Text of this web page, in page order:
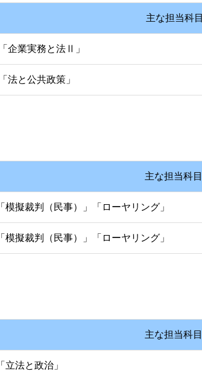
主な担当科目
「企業実務と法Ⅱ」
「法と公共政策」
主な担当科目
「模擬裁判（民事）」「ローヤリング」
「模擬裁判（民事）」「ローヤリング」
主な担当科目
「立法と政治」